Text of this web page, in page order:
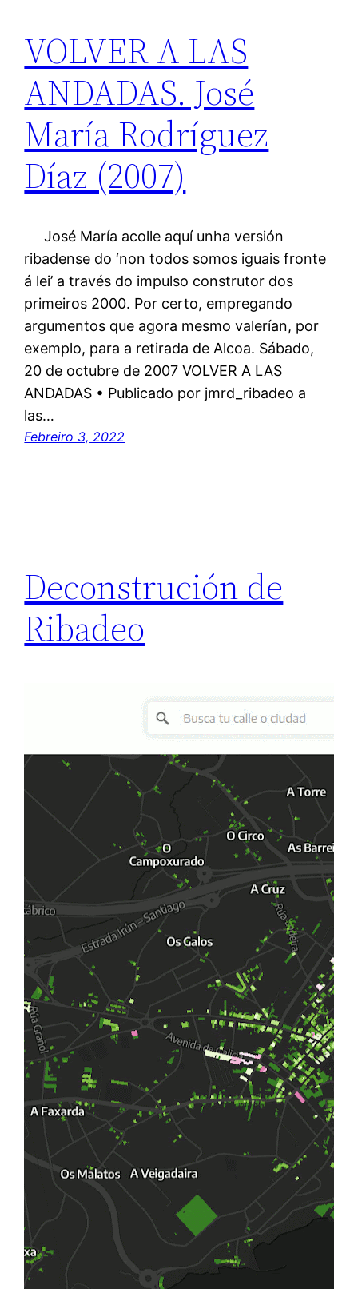
VOLVER A LAS
ANDADAS. José
María Rodríguez
Díaz (2007)
José María acolle aquí unha versión
ribadense do ‘non todos somos iguais fronte
á lei’ a través do impulso construtor dos
primeiros 2000. Por certo, empregando
argumentos que agora mesmo valerían, por
exemplo, para a retirada de Alcoa. Sábado,
20 de octubre de 2007 VOLVER A LAS
ANDADAS • Publicado por jmrd_ribadeo a
las…
Febreiro 3, 2022
Deconstrución de
Ribadeo